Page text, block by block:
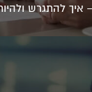
איך להתגרש